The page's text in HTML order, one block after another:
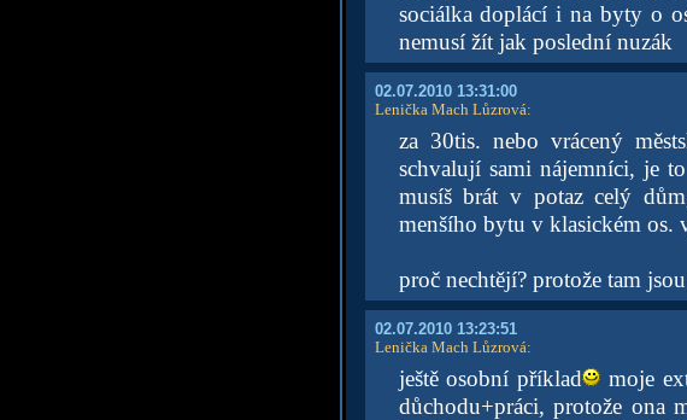
sociálka doplácí i na byty o
nemusí žít jak poslední nuzák
02.07.2010 13:31:00
Lenička Mach Lůzrová:
za 30tis. nebo vrácený
schvalují sami nájemníci, je
musíš brát v potaz celý
menšího bytu v klasickém os.
proč nechtějí? protože tam
02.07.2010 13:23:51
Lenička Mach Lůzrová:
ještě osobní příklad
moje
důchodu+práci, protože ona